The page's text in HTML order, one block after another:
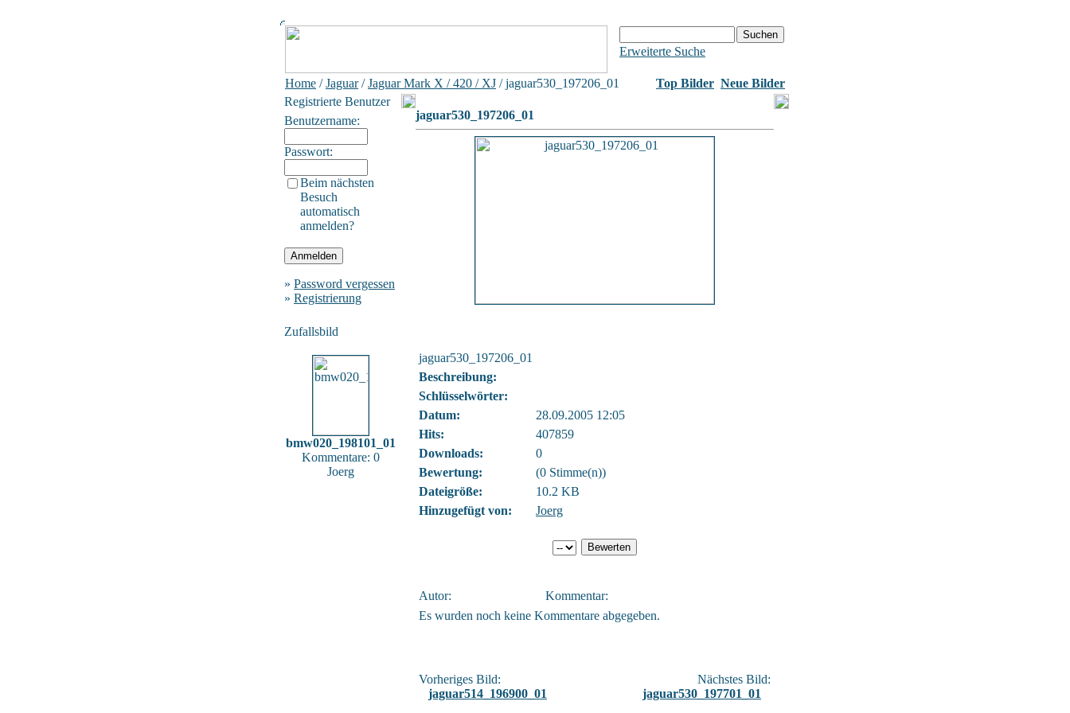
Erweiterte Suche
Home /Jaguar/Jaguar Mark X / 420 / XJ / jaguar530_197206_01 Top Bilder Neue Bilder
Registrierte Benutzer
Benutzername:
Passwort:
Beim nächsten
Besuch
automatisch
anmelden?
» Password vergessen
» Registrierung
Zufallsbild
bmw020_198101_01
Kommentare: 0
Joerg
jaguar530_197206_01
jaguar530_197206_01
Beschreibung:
Schlüsselwörter:
Datum:
28.09.2005 12:05
Hits:
407859
Downloads:
0
Bewertung:
(0 Stimme(n))
Dateigröße:
10.2 KB
Hinzugefügt von:
Joerg
Autor:
Kommentar:
Es wurden noch keine Kommentare abgegeben.
Vorheriges Bild:
jaguar514_196900_01
Nächstes Bild:
jaguar530_197701_01